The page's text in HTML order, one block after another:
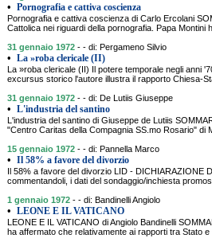
• Pornografia e cattiva coscienza
Pornografia e cattiva coscienza di Carlo Ercolani
Cattolica nei riguardi della pornografia. Papa
31 gennaio 1972 - - di: Pergameno Silvio
• La »roba clericale (II)
La »roba clericale (II) Il potere temporale negli anni
excursus storico l'autore illustra il rapporto Chiesa-
31 gennaio 1972 - - di: De Lutiis Giuseppe
• L'industria del santino
L'industria del santino di Giuseppe de Lutiis
"Centro Caritas della Compagnia SS.mo Rosario"
15 gennaio 1972 - - di: Pannella Marco
• Il 58% a favore del divorzio
Il 58% a favore del divorzio LID - DICHIARAZIONE
commentandoli, i dati del sondaggio/inchiesta
1 gennaio 1972 - - di: Bandinelli Angiolo
• LEONE E IL VATICANO
LEONE E IL VATICANO di Angiolo Bandinelli
ha affermato che relativamente ai rapporti tra Stato